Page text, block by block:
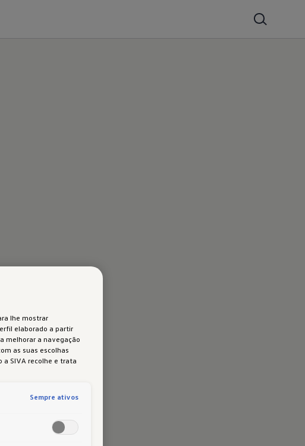
lhe mostrar
elaborado a partir
melhorar a navegação
as suas escolhas
a SIVA recolhe e trata
Sempre ativos